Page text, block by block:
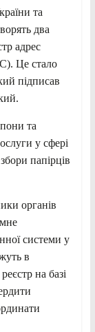
та
два
адрес
Це стало
підписав
та
у сфері
папірців
органів
системи у
в
на базі